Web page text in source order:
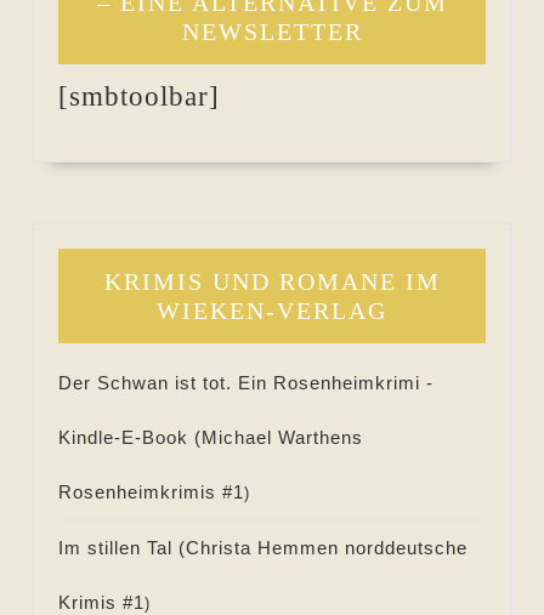
NEWSLETTER
[smbtoolbar]
KRIMIS UND ROMANE IM
WIEKEN-VERLAG
Der Schwan ist tot. Ein Rosenheimkrimi -
Kindle-E-Book (Michael Warthens
Rosenheimkrimis #1)
Im stillen Tal (Christa Hemmen norddeutsche
Krimis #1)